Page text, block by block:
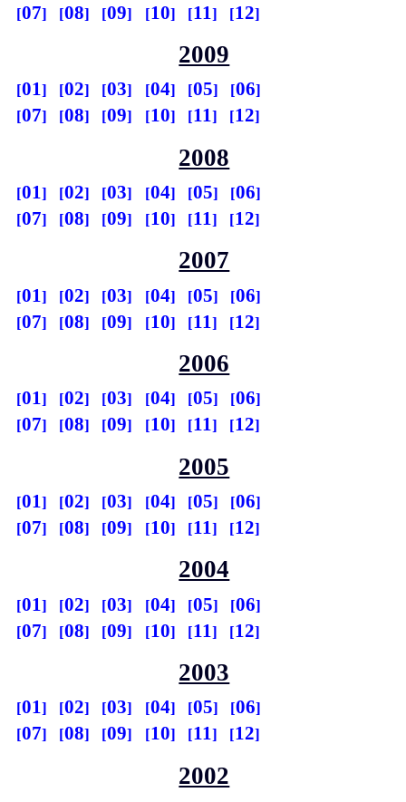
07
08 09 10 11 12
2009
01 02 03 04 05
06
07
08 09 10 11 12
2008
01 02 03 04 05
06
07
08 09 10 11 12
2007
01 02 03 04 05
06
07
08 09 10 11 12
2006
01 02 03 04 05
06
07
08 09 10 11 12
2005
01 02 03 04 05
06
07
08 09 10 11 12
2004
01 02 03 04 05
06
07
08 09 10 11 12
2003
01 02 03 04 05
06
07
08 09 10 11 12
2002